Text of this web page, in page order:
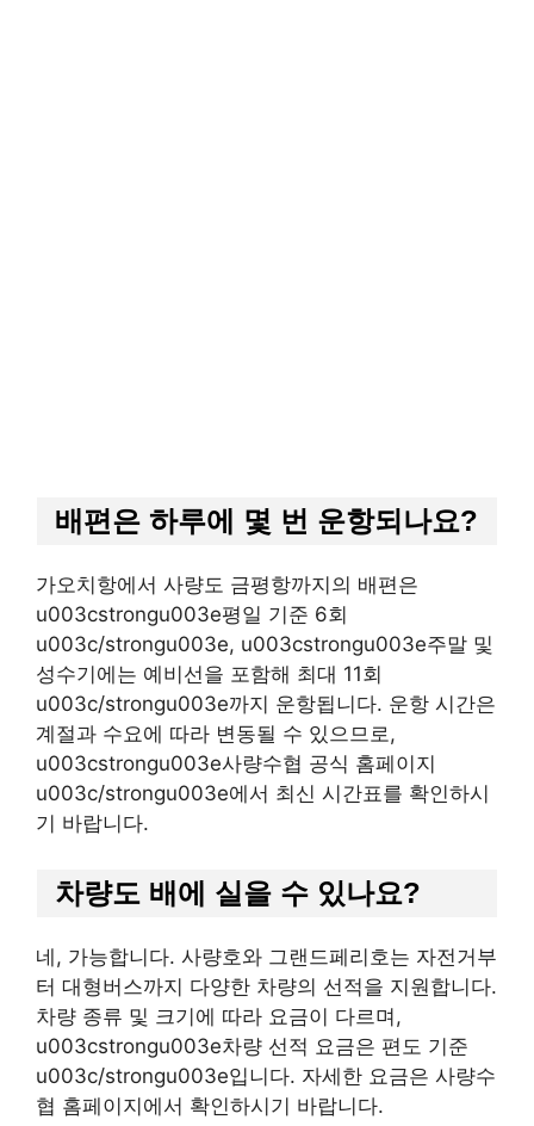
배편은 하루에 몇 번 운항되나요?
가오치항에서 사량도 금평항까지의 배편은
u003cstrongu003e평일 기준 6회
u003c/strongu003e, u003cstrongu003e주말 및
성수기에는 예비선을 포함해 최대 11회
u003c/strongu003e까지 운항됩니다. 운항 시간은
계절과 수요에 따라 변동될 수 있으므로,
u003cstrongu003e사량수협 공식 홈페이지
u003c/strongu003e에서 최신 시간표를 확인하시
기 바랍니다.
차량도 배에 실을 수 있나요?
네, 가능합니다. 사량호와 그랜드페리호는 자전거부
터 대형버스까지 다양한 차량의 선적을 지원합니다.
차량 종류 및 크기에 따라 요금이 다르며,
u003cstrongu003e차량 선적 요금은 편도 기준
u003c/strongu003e입니다. 자세한 요금은 사량수
협 홈페이지에서 확인하시기 바랍니다.